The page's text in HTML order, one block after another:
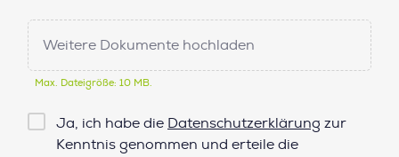
Weitere Dokumente hochladen
Max. Dateigröße: 10 MB.
Checkbox
Datenschutz*
Ja, ich habe die Datenschutzerklärung zur
Kenntnis genommen und erteile die